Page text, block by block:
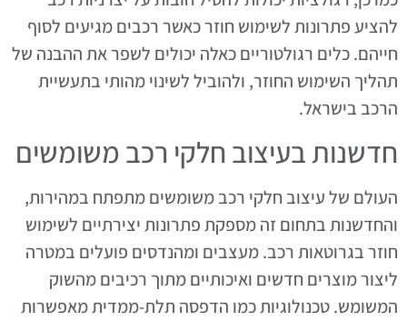
להציע פתרונות לשימוש חוזר כאשר רכבים מגיעים לסוף
חייהם. כלים רגולטוריים כאלה יכולים לשפר את ההבנה של
תהליך השימוש החוזר, ולהוביל לשינוי מהותי בתעשיית
הרכב בישראל.
חדשנות בעיצוב חלקי רכב משומשים
העולם של עיצוב חלקי רכב משומשים מתפתח במהירות,
והחדשנות בתחום זה מספקת פתרונות יצירתיים לשימוש
חוזר בגרוטאות רכב. מעצבים ומהנדסים פועלים במטרה
ליצור מוצרים חדשים ואיכותיים מתוך רכיבים מהשוק
המשומש. טכנולוגיות כמו הדפסה תלת-ממדית מאפשרות